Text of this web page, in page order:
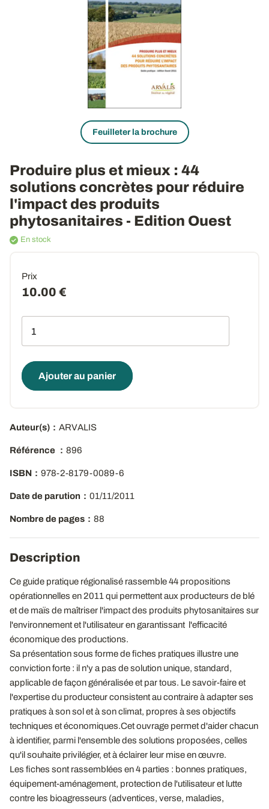
Feuilleter la brochure
Produire plus et mieux : 44
solutions concrètes pour réduire
l'impact des produits
phytosanitaires - Edition Ouest
En stock
Prix
10.00 €
Ajouter au panier
Auteur(s) ARVALIS
Référence 896
ISBN 978-2-8179-0089-6
Date de parution 01/11/2011
Nombre de pages 88
Description
Ce guide pratique régionalisé rassemble 44 propositions
opérationnelles en 2011 qui permettent aux producteurs de blé
et de maïs de maîtriser l'impact des produits phytosanitaires sur
l'environnement et l'utilisateur en garantissant l'efficacité
économique des productions.
Sa présentation sous forme de fiches pratiques illustre une
conviction forte : il n'y a pas de solution unique, standard,
applicable de façon généralisée et par tous. Le savoir-faire et
l'expertise du producteur consistent au contraire à adapter ses
pratiques à son sol et à son climat, propres à ses objectifs
techniques et économiques.Cet ouvrage permet d'aider chacun
à identifier, parmi l'ensemble des solutions proposées, celles
qu'il souhaite privilégier, et à éclairer leur mise en œuvre.
Les fiches sont rassemblées en 4 parties : bonnes pratiques,
équipement-aménagement, protection de l'utilisateur et lutte
contre les bioagresseurs (adventices, verse, maladies,